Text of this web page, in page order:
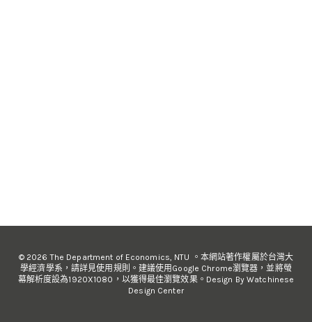
© 2026 The Department of Economics, NTU 。本網站著作權屬於台灣大
學經濟學系，請詳見使用規則。建議使用Google Chrome瀏覽器，並將螢
幕解析度設為1920X1080，以獲得最佳瀏覽效果。Design By Watchinese
Design Center